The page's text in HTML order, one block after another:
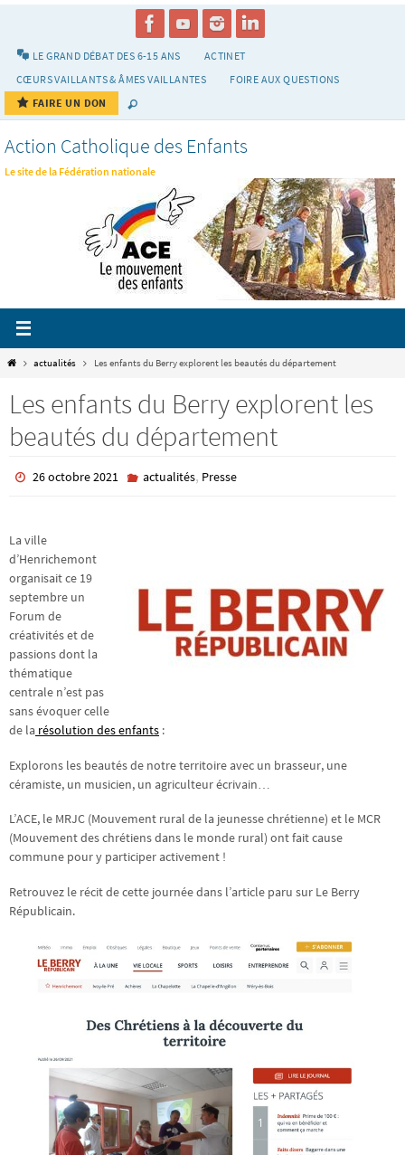
LE GRAND DÉBAT DES 6-15 ANS
ACTINET
CŒURS VAILLANTS & ÂMES VAILLANTES
FOIRE AUX QUESTIONS
FAIRE UN DON
Action Catholique des Enfants
Le site de la Fédération nationale
Homeactualités Les enfants du Berry explorent les beautés du département
Les enfants du Berry explorent les
beautés du département
26 octobre 2021 actualités, Presse
La ville
d’Henrichemont
organisait ce 19
septembre un
Forum de
créativités et de
passions dont la
thématique
centrale n’est pas
sans évoquer celle
de la résolution des enfants :
Explorons les beautés de notre territoire avec un brasseur, une
céramiste, un musicien, un agriculteur écrivain…
L’ACE, le MRJC (Mouvement rural de la jeunesse chrétienne) et le MCR
(Mouvement des chrétiens dans le monde rural) ont fait cause
commune pour y participer activement !
Retrouvez le récit de cette journée dans l’article paru sur Le Berry
Républicain.